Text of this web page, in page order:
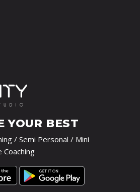
YOUR BEST
/ Semi Personal / Mini
Coaching